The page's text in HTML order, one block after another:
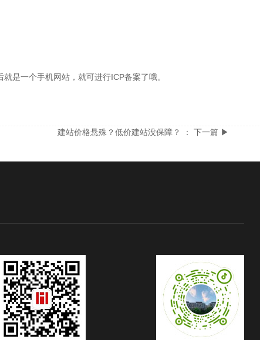
是一个手机网站，就可进行ICP备案了哦。
建站价格悬殊？低价建站没保障？ ： 下一篇 ▶